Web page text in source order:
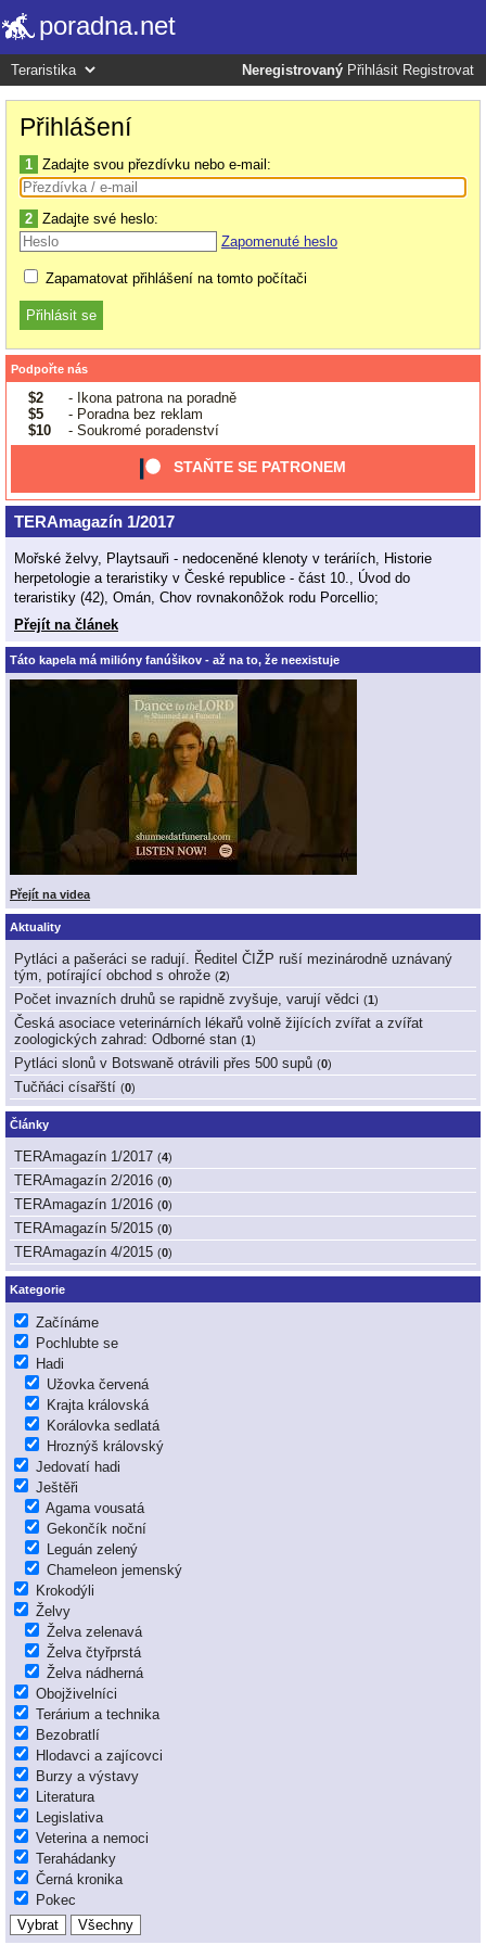
poradna.net
Neregistrovaný Přihlásit Registrovat
Přihlášení
1 Zadajte svou přezdívku nebo e-mail:
2 Zadajte své heslo:
Zapomenuté heslo
Zapamatovat přihlášení na tomto počítači
Podpořte nás
$2
- Ikona patrona na poradně
$5
- Poradna bez reklam
$10
- Soukromé poradenství
STAŇTE SE PATRONEM
TERAmagazín 1/2017
Mořské želvy, Playtsauři - nedoceněné klenoty v teráriích, Historie
herpetologie a teraristiky v České republice - část 10., Úvod do
teraristiky (42), Omán, Chov rovnakonôžok rodu Porcellio;
Přejít na článek
Táto kapela má milióny fanúšikov - až na to, že neexistuje
Přejít na videa
Aktuality
Pytláci a pašeráci se radují. Ředitel ČIŽP ruší mezinárodně uznávaný
tým, potírající obchod s ohrože (2)
Počet invazních druhů se rapidně zvyšuje, varují vědci (1)
Česká asociace veterinárních lékařů volně žijících zvířat a zvířat
zoologických zahrad: Odborné stan (1)
Pytláci slonů v Botswaně otrávili přes 500 supů (0)
Tučňáci císařští (0)
Články
TERAmagazín 1/2017 (4)
TERAmagazín 2/2016 (0)
TERAmagazín 1/2016 (0)
TERAmagazín 5/2015 (0)
TERAmagazín 4/2015 (0)
Kategorie
Začínáme
Pochlubte se
Hadi
Užovka červená
Krajta královská
Korálovka sedlatá
Hroznýš královský
Jedovatí hadi
Ještěři
Agama vousatá
Gekončík noční
Leguán zelený
Chameleon jemenský
Krokodýli
Želvy
Želva zelenavá
Želva čtyřprstá
Želva nádherná
Obojživelníci
Terárium a technika
Bezobratlí
Hlodavci a zajícovci
Burzy a výstavy
Literatura
Legislativa
Veterina a nemoci
Terahádanky
Černá kronika
Pokec